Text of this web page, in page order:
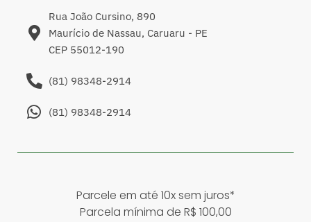
Rua João Cursino, 890
Maurício de Nassau, Caruaru - PE
CEP 55012-190
(81) 98348-2914
(81) 98348-2914
Parcele em até 10x sem juros*
Parcela mínima de R$ 100,00